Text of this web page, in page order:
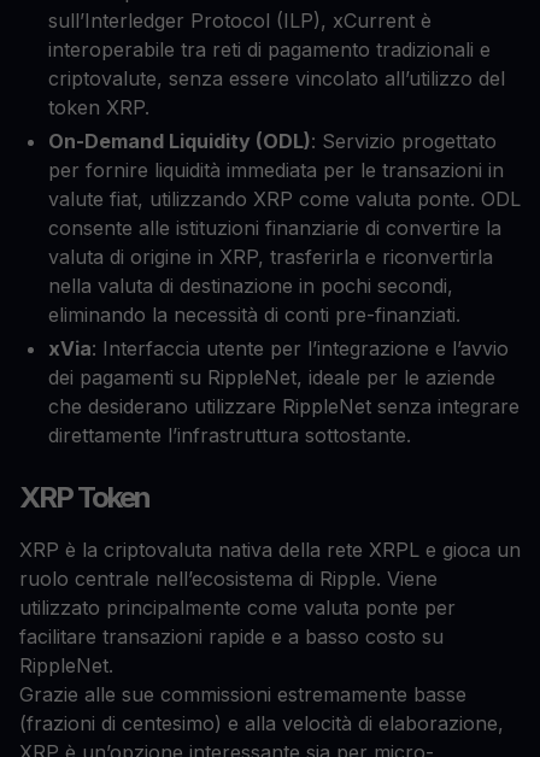
sull’Interledger Protocol (ILP), xCurrent è
interoperabile tra reti di pagamento tradizionali e
criptovalute, senza essere vincolato all’utilizzo del
token XRP.
On-Demand Liquidity (ODL): Servizio progettato
per fornire liquidità immediata per le transazioni in
valute fiat, utilizzando XRP come valuta ponte. ODL
consente alle istituzioni finanziarie di convertire la
valuta di origine in XRP, trasferirla e riconvertirla
nella valuta di destinazione in pochi secondi,
eliminando la necessità di conti pre-finanziati.
xVia: Interfaccia utente per l’integrazione e l’avvio
dei pagamenti su RippleNet, ideale per le aziende
che desiderano utilizzare RippleNet senza integrare
direttamente l’infrastruttura sottostante.
XRP Token
XRP è la criptovaluta nativa della rete XRPL e gioca un
ruolo centrale nell’ecosistema di Ripple. Viene
utilizzato principalmente come valuta ponte per
facilitare transazioni rapide e a basso costo su
RippleNet.
Grazie alle sue commissioni estremamente basse
(frazioni di centesimo) e alla velocità di elaborazione,